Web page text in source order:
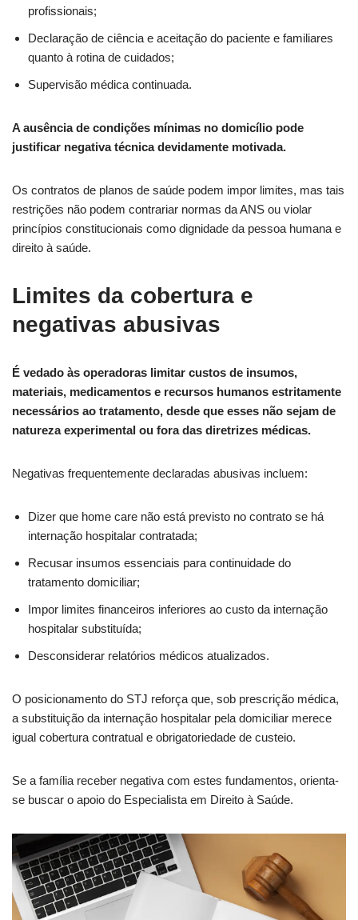
profissionais;
Declaração de ciência e aceitação do paciente e familiares
quanto à rotina de cuidados;
Supervisão médica continuada.
A ausência de condições mínimas no domicílio pode
justificar negativa técnica devidamente motivada.
Os contratos de planos de saúde podem impor limites, mas tais
restrições não podem contrariar normas da ANS ou violar
princípios constitucionais como dignidade da pessoa humana e
direito à saúde.
Limites da cobertura e
negativas abusivas
É vedado às operadoras limitar custos de insumos,
materiais, medicamentos e recursos humanos estritamente
necessários ao tratamento, desde que esses não sejam de
natureza experimental ou fora das diretrizes médicas.
Negativas frequentemente declaradas abusivas incluem:
Dizer que home care não está previsto no contrato se há
internação hospitalar contratada;
Recusar insumos essenciais para continuidade do
tratamento domiciliar;
Impor limites financeiros inferiores ao custo da internação
hospitalar substituída;
Desconsiderar relatórios médicos atualizados.
O posicionamento do STJ reforça que, sob prescrição médica,
a substituição da internação hospitalar pela domiciliar merece
igual cobertura contratual e obrigatoriedade de custeio.
Se a família receber negativa com estes fundamentos, orienta-
se buscar o apoio do Especialista em Direito à Saúde.